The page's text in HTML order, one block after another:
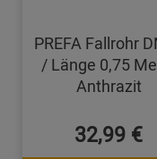
PREFA Fallrohr
/ Länge 0,75
Anthrazit
32,99 €